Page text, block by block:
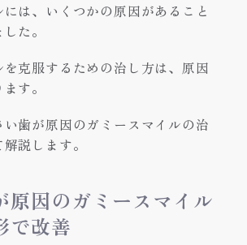
は、いくつかの原因があること
た。
克服するための治し方は、原因
す。
い歯が原因のガミースマイルの治
説します。
原因のガミースマイル
で改善